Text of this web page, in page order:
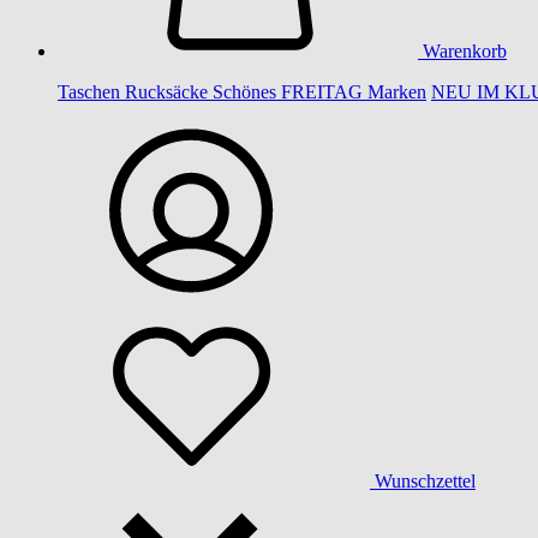
Warenkorb
Taschen Rucksäcke Schönes FREITAG Marken NEU IM
Wunschzettel